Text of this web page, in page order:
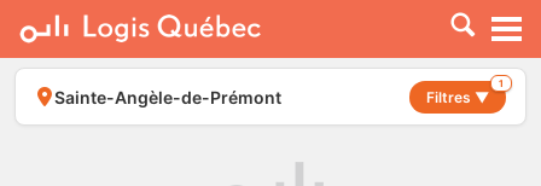
À LOUER
À VENDRE
PLACER UNE ANNONCE
Sainte-Angèle-de-Prémont Filtres ▼
1